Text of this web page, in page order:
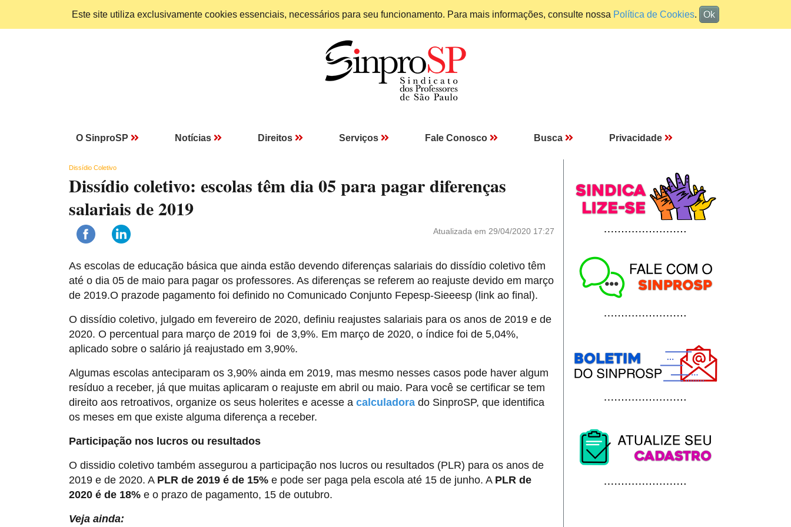
Este site utiliza exclusivamente cookies essenciais, necessários para seu funcionamento. Para mais informações, consulte nossa Política de Cookies. Ok
O SinproSP Notícias Direitos Serviços Fale Conosco Busca Privacidade
Dissídio Coletivo
Dissídio coletivo: escolas têm dia 05 para pagar diferenças
salariais de 2019
Atualizada em 29/04/2020 17:27
As escolas de educação básica que ainda estão devendo diferenças salariais do dissídio coletivo têm
até o dia 05 de maio para pagar os professores. As diferenças se referem ao reajuste devido em março
de 2019.O prazode pagamento foi definido no Comunicado Conjunto Fepesp-Sieeesp (link ao final).
O dissídio coletivo, julgado em fevereiro de 2020, definiu reajustes salariais para os anos de 2019 e de
2020. O percentual para março de 2019 foi de 3,9%. Em março de 2020, o índice foi de 5,04%,
aplicado sobre o salário já reajustado em 3,90%.
Algumas escolas anteciparam os 3,90% ainda em 2019, mas mesmo nesses casos pode haver algum
resíduo a receber, já que muitas aplicaram o reajuste em abril ou maio. Para você se certificar se tem
direito aos retroativos, organize os seus holerites e acesse a calculadora do SinproSP, que identifica
os meses em que existe alguma diferença a receber.
Participação nos lucros ou resultados
O dissidio coletivo também assegurou a participação nos lucros ou resultados (PLR) para os anos de
2019 e de 2020. A PLR de 2019 é de 15% e pode ser paga pela escola até 15 de junho. A PLR de
2020 é de 18% e o prazo de pagamento, 15 de outubro.
Veja ainda: